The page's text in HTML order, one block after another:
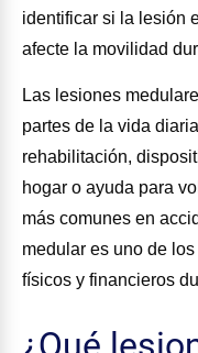
identificar si la lesión
afecte la movilidad
Las lesiones
partes de la vida
rehabilitación,
hogar o ayuda para
más comunes en
medular es uno de
físicos y financieros